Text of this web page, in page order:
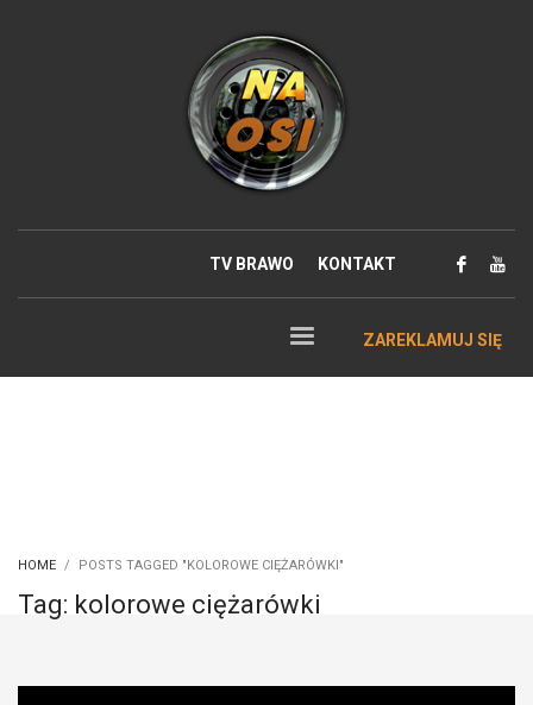
TV BRAWO KONTAKT
ZAREKLAMUJ SIĘ
HOME POSTS TAGGED "KOLOROWE CIĘŻARÓWKI"
Tag: kolorowe ciężarówki